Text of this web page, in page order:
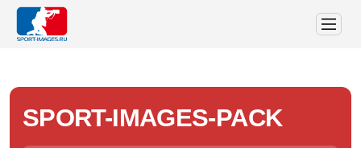
SPORT-IMAGES-PACK